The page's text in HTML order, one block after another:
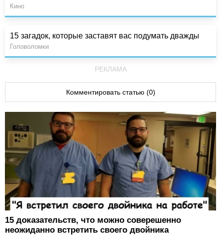
Кино
15 загадок, которые заставят вас подумать дважды
Головоломки
РЕКЛАМА
Комментировать статью (0)
15 доказательств, что можно соверешенно
неожиданно встретить своего двойника